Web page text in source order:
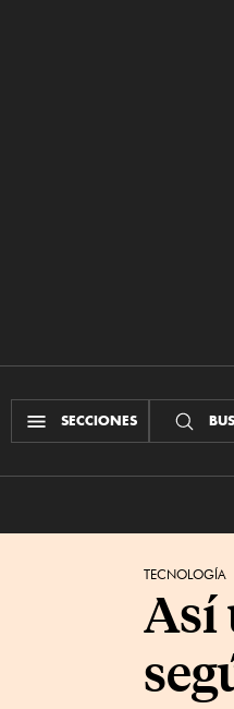
SECCIONES
TECNOLOGÍA
Así